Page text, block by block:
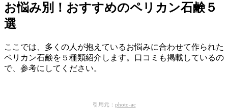
お悩み別！おすすめのペリカン石鹸５
選
ここでは、多くの人が抱えているお悩みに合わせて作られた
ペリカン石鹸を５種類紹介します。口コミも掲載しているの
で、参考にしてください。
引用元： photo-ac